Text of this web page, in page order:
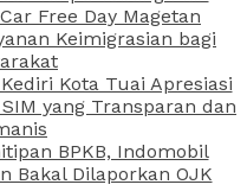
Free Day Magetan
Keimigrasian bagi
Kota Tuai Apresiasi
yang Transparan dan
BPKB, Indomobil
Bakal Dilaporkan OJK